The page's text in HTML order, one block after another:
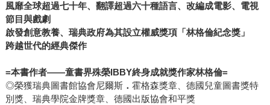
風靡全球超過七十年、翻譯超過六十種語言、改編成電影、電視
節目與戲劇
啟發創意教養、瑞典政府為其設立權威獎項「林格倫紀念獎」
跨越世代的經典傑作
=本書作者——童書界殊榮IBBY終身成就獎作家林格倫=
◎榮獲瑞典圖書館協會尼爾斯． 霍格森獎章、德國兒童圖書獎特
別獎、瑞典學院金牌獎章、德國出版協會和平獎